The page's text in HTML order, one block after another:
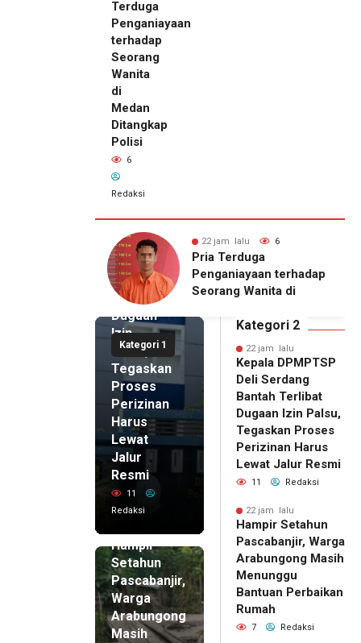
Terduga
Penganiayaan
terhadap
Seorang
Wanita
di
Medan
Ditangkap
Polisi
6
Redaksi
22 jam lalu 6
Pria Terduga
Penganiayaan terhadap
Seorang Wanita di
Kategori 1
22 jam lalu
Deli
Serdang
Bantah
Terlibat
Dugaan
Izin
Palsu,
Tegaskan
Proses
Perizinan
Harus
Lewat
Jalur
Resmi
11
Redaksi
Hampir
Setahun
Pascabanjir,
Warga
Arabungong
Masih
Kategori 2
22 jam lalu
Kepala DPMPTSP
Deli Serdang
Bantah Terlibat
Dugaan Izin Palsu,
Tegaskan Proses
Perizinan Harus
Lewat Jalur Resmi
11 Redaksi
22 jam lalu
Hampir Setahun
Pascabanjir, Warga
Arabungong Masih
Menunggu
Bantuan Perbaikan
Rumah
7 Redaksi